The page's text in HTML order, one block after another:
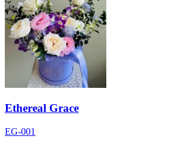
Ethereal Grace
EG-001